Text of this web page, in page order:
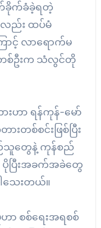
ခိုက်ခံခဲ့ရတဲ့
ည်း ထပ်မံ
ာင့် လာရောက်မ
တစ်ဦးက သံလွင်တို
းဟာ ရန်ကုန်-မော်
တစ်စင်းဖြစ်ပြီး
ည်သူတွေနဲ့ ကုန်စည်
ပိုပြီးအခက်အခဲတွေ
သေးတယ်။
စစ်ရေးအရစစ်